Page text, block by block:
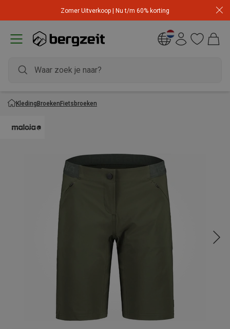
Zomer Uitverkoop | Nu t/m 60% korting
KledingBroekenFietsbroeken